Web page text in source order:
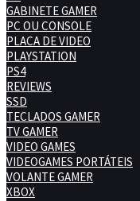
GABINETE GAMER
PC OU CONSOLE
PLACA DE VIDEO
PLAYSTATION
PS4
REVIEWS
SSD
TECLADOS GAMER
TV GAMER
VIDEO GAMES
VIDEOGAMES PORTÁTEIS
VOLANTE GAMER
XBOX